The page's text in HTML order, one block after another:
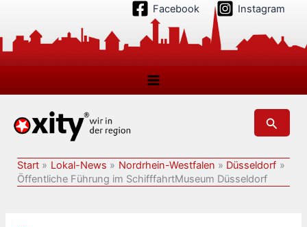
springen
Facebook Instagram
Suchen
Start Lokal-News Nordrhein-Westfalen
Düsseldorf
Öffentliche Führung im SchifffahrtMuseum Düsseldorf